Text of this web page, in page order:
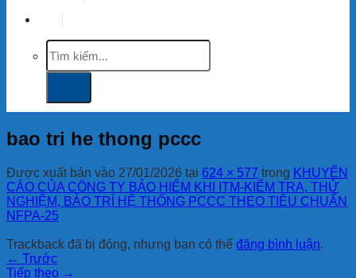
Tìm
kiếm:
bao tri he thong pccc
Được xuất bản vào 27/01/2026 tại 624 × 577 trong KHUYẾN
CÁO CỦA CÔNG TY BẢO HIỂM KHI ITM-KIỂM TRA, THỬ
NGHIỆM, BẢO TRÌ HỆ THỐNG PCCC THEO TIÊU CHUẨN
NFPA-25
Trackback đã bị đóng, nhưng bạn có thể đăng bình luận.
← Trước
Tiếp theo →